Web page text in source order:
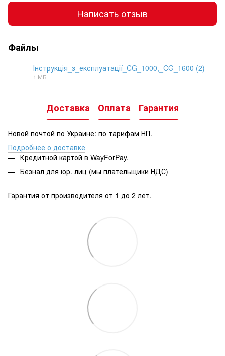
Написать отзыв
Файлы
Інструкція_з_експлуатації_CG_1000,_CG_1600 (2)
1 МБ
Доставка Оплата Гарантия
Новой почтой по Украине: по тарифам НП.
Подробнее о доставке
Кредитной картой в WayForPay.
Безнал для юр. лиц (мы плательщики НДС)
Гарантия от производителя от 1 до 2 лет.